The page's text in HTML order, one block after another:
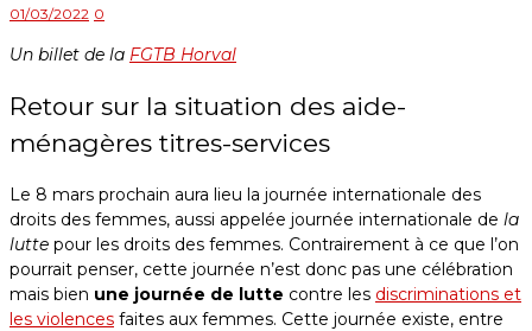
01/03/2022 0
Un billet de la FGTB Horval
Retour sur la situation des aide-
ménagères titres-services
Le 8 mars prochain aura lieu la journée internationale des
droits des femmes, aussi appelée journée internationale de la
lutte pour les droits des femmes. Contrairement à ce que l’on
pourrait penser, cette journée n’est donc pas une célébration
mais bien une journée de lutte contre les discriminations et
les violences faites aux femmes. Cette journée existe, entre